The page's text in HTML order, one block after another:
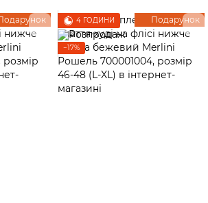
Подарунок
4 ГОДИНИ
−17%